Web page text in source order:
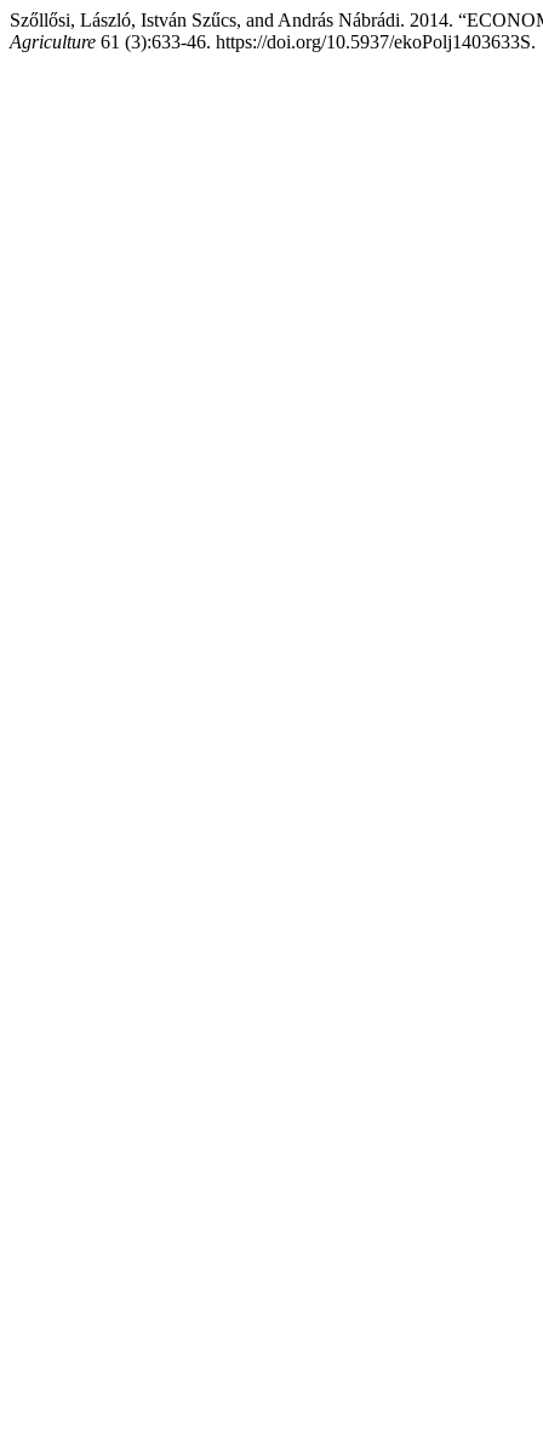
Szőllősi, László, István Szűcs, and András Nábrádi. 2014.
Agriculture 61 (3):633-46. https://doi.org/10.5937/ekoPolj1403633S.